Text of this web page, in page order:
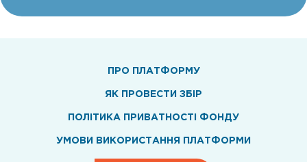
ПРО ПЛАТФОРМУ
ЯК ПРОВЕСТИ ЗБІР
ПОЛІТИКА ПРИВАТНОСТІ ФОНДУ
УМОВИ ВИКОРИСТАННЯ ПЛАТФОРМИ